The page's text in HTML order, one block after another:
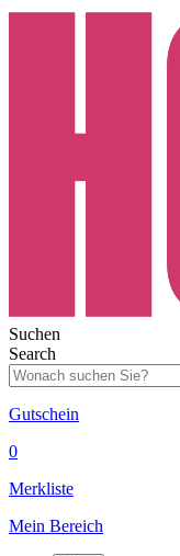
Suchen
Search
Gutschein
0
Merkliste
Mein Bereich